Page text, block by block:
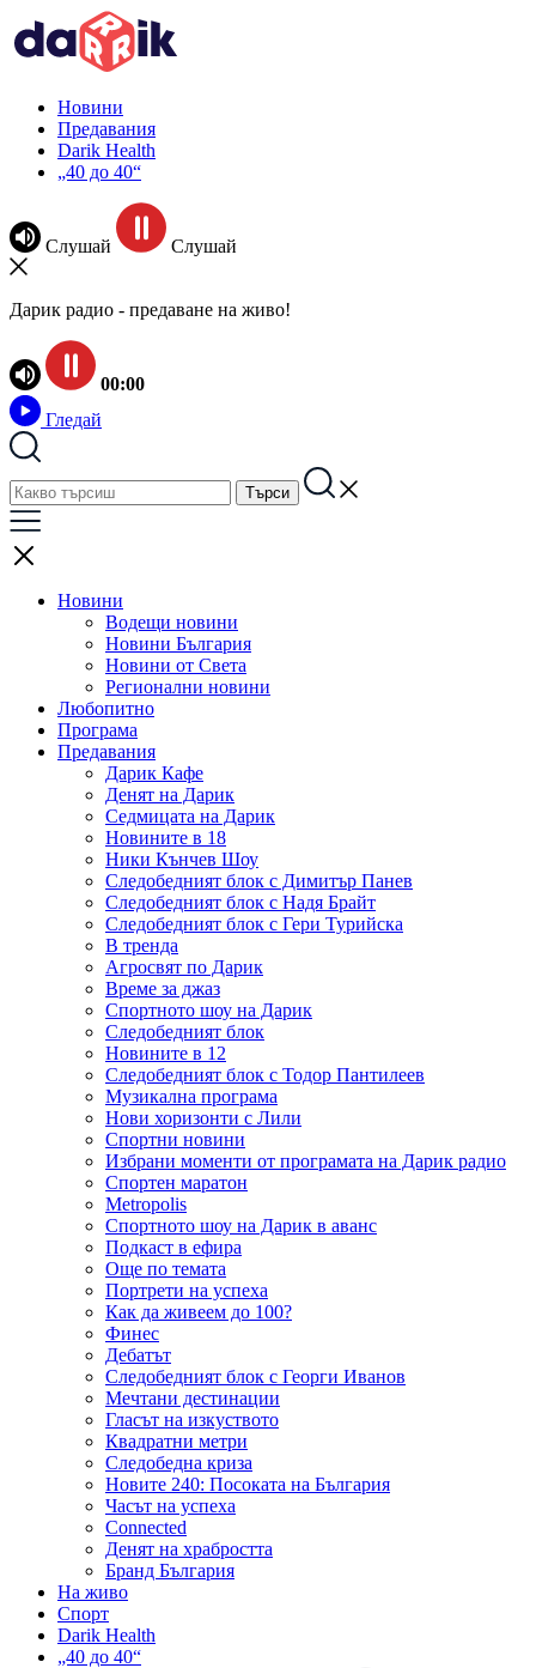
Новини
Предавания
Darik Health
„40 до 40“
Слушай Слушай
Дарик радио - предаване на живо!
00:00
Гледай
Новини
Водещи новини
Новини България
Новини от Света
Регионални новини
Любопитно
Програма
Предавания
Дарик Кафе
Денят на Дарик
Седмицата на Дарик
Новините в 18
Ники Кънчев Шоу
Следобедният блок с Димитър Панев
Следобедният блок с Надя Брайт
Следобедният блок с Гери Турийска
В тренда
Агросвят по Дарик
Време за джаз
Спортното шоу на Дарик
Следобедният блок
Новините в 12
Следобедният блок с Тодор Пантилеев
Музикална програма
Нови хоризонти с Лили
Спортни новини
Избрани моменти от програмата на Дарик радио
Спортен маратон
Metropolis
Спортното шоу на Дарик в аванс
Подкаст в ефира
Още по темата
Портрети на успеха
Как да живеем до 100?
Финес
Дебатът
Следобедният блок с Георги Иванов
Мечтани дестинации
Гласът на изкуството
Квадратни метри
Следобедна криза
Новите 240: Посоката на България
Часът на успеха
Connected
Денят на храбростта
Бранд България
На живо
Спорт
Darik Health
„40 до 40“